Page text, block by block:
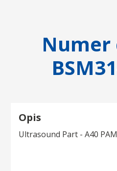
Numer
Opis
Ultrasound Part - A40